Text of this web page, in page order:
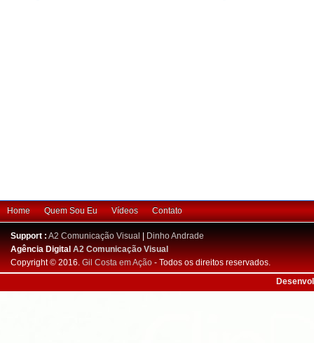
Home Quem Sou Eu Vídeos Contato
Support : A2 Comunicação Visual
Dinho Andrade
Agência DigitalA2 Comunicação Visual
Copyright © 2016. Gil Costa em Ação - Todos os direitos reservados.